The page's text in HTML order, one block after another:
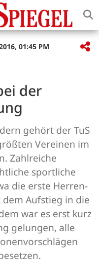
01:45 PM
der
gehört der TuS
Vereinen im
Zahlreiche
sportliche
die erste Herren-
Aufstieg in die
war es erst kurz
gelungen, alle